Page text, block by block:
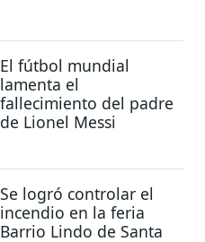
El fútbol mundial
lamenta el
fallecimiento del padre
de Lionel Messi
Se logró controlar el
incendio en la feria
Barrio Lindo de Santa